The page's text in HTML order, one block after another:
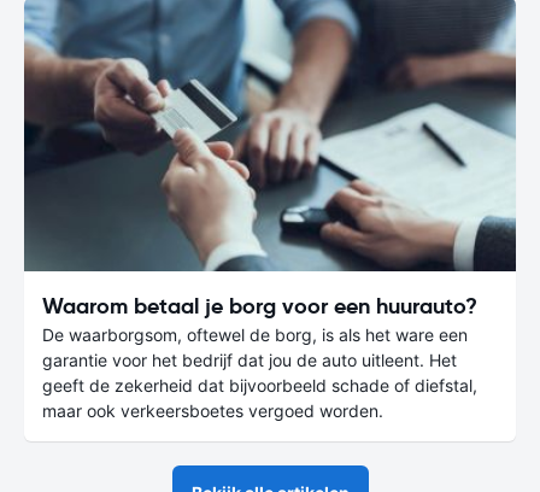
Waarom betaal je borg voor een huurauto?
De waarborgsom, oftewel de borg, is als het ware een
garantie voor het bedrijf dat jou de auto uitleent. Het
geeft de zekerheid dat bijvoorbeeld schade of diefstal,
maar ook verkeersboetes vergoed worden.